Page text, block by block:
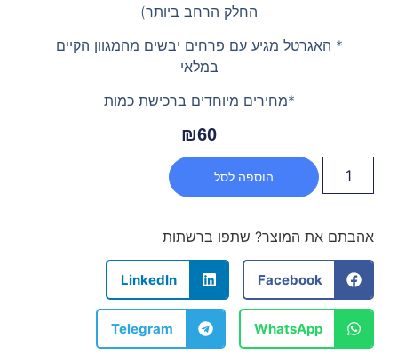
החלק הרחב ביותר)
* האגרטל מגיע עם פרחים יבשים מהמגוון הקיים
במלאי
*מחירים מיוחדים ברכישת כמות
₪60
הוספה לסל
אהבתם את המוצר? שתפו ברשתות
Facebook
LinkedIn
WhatsApp
Telegram